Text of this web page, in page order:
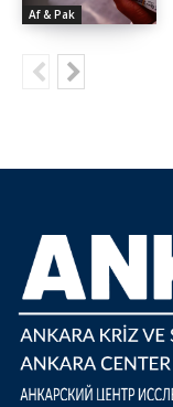
Af & Pak